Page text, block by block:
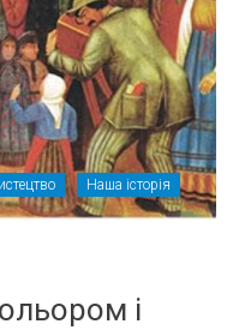
Наша історія
і